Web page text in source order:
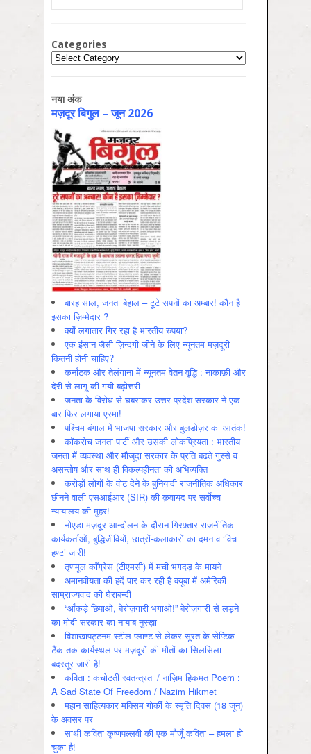
Categories
Categories
नया अंक
मज़दूर बिगुल – जून 2026
बारह साल, जनता बेहाल – टूटे सपनों का अम्बार! कौन है
इसका ज़िम्मेदार ?
क्यों लगातार गिर रहा है भारतीय रुपया?
एक इंसान जैसी ज़िन्दगी जीने के लिए न्यूनतम मज़दूरी
कितनी होनी चाहिए?
कर्नाटक और तेलंगाना में न्यूनतम वेतन वृद्धि : नाकाफ़ी और
देरी से लागू की गयी बढ़ोत्तरी
जनता के विरोध से घबराकर उत्तर प्रदेश सरकार ने एक
बार फिर लगाया एस्मा!
पश्चिम बंगाल में भाजपा सरकार और बुलडोज़र का आतंक!
कॉकरोच जनता पार्टी और उसकी लोकप्रियता : भारतीय
जनता में व्‍यवस्‍था और मौजूदा सरकार के प्रति बढ़ते गुस्‍से व
असन्‍तोष और साथ ही विकल्‍पहीनता की अभिव्‍यक्ति
करोड़ों लोगों के वोट देने के बुनियादी राजनीतिक अधिकार
छीनने वाली एसआईआर (SIR) की क़वायद पर सर्वोच्च
न्यायालय की मुहर!
नोएडा मज़दूर आन्दोलन के दौरान गिरफ़्तार राजनीतिक
कार्यकर्ताओं, बुद्धिजीवियों, छात्रों-कलाकारों का दमन व ‘विच
हण्ट’ जारी!
तृणमूल काँग्रेस (टीएमसी) में मची भगदड़ के मायने
अमानवीयता की हदें पार कर रही है क्यूबा में अमेरिकी
साम्राज्यवाद की घेराबन्दी
“आँकड़े छिपाओ, बेरोज़गारी भगाओ!” बेरोज़गारी से लड़ने
का मोदी सरकार का नायाब नुस्ख़ा
विशाखापट्टनम स्टील प्लाण्ट से लेकर सूरत के सेप्टिक
टैंक तक कार्यस्थल पर मज़दूरों की मौतों का सिलसिला
बदस्तूर जारी है!
कविता : कचोटती स्वतन्त्रता / नाज़िम हिकमत Poem :
A Sad State Of Freedom / Nazim Hikmet
महान साहित्यकार मक्सिम गोर्की के स्मृति दिवस (18 जून)
के अवसर पर
साथी कविता कृष्णपल्लवी की एक मौजूँ कविता – हमला हो
चुका है!